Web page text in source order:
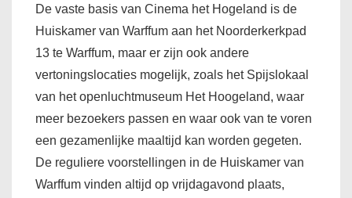
De vaste basis van Cinema het Hogeland is de
Huiskamer van Warffum aan het Noorderkerkpad
13 te Warffum, maar er zijn ook andere
vertoningslocaties mogelijk, zoals het Spijslokaal
van het openluchtmuseum Het Hoogeland, waar
meer bezoekers passen en waar ook van te voren
een gezamenlijke maaltijd kan worden gegeten.
De reguliere voorstellingen in de Huiskamer van
Warffum vinden altijd op vrijdagavond plaats,